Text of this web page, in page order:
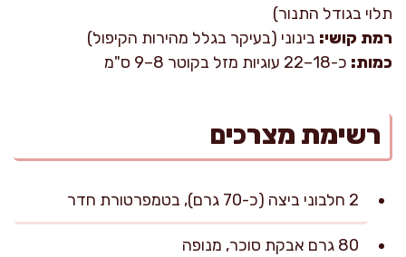
תלוי בגודל התנור)
רמת קושי: בינוני (בעיקר בגלל מהירות הקיפול)
כמות: כ-18–22 עוגיות מזל בקוטר 8–9 ס"מ
רשימת מצרכים
2 חלבוני ביצה (כ-70 גרם), בטמפרטורת חדר
80 גרם אבקת סוכר, מנופה